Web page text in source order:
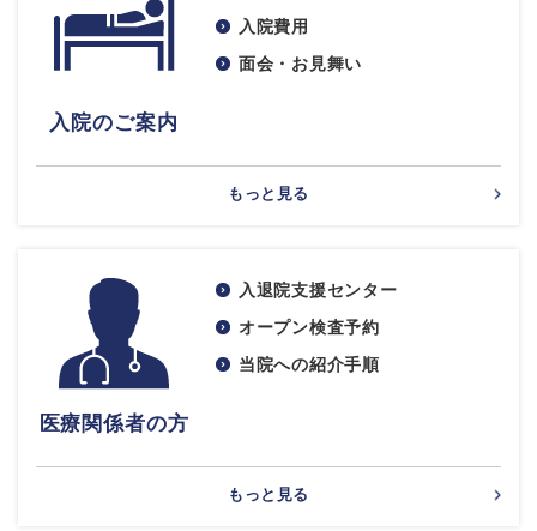
入院のご案内
入院費用
面会・お見舞い
もっと見る
医療関係者の方
入退院支援センター
オープン検査予約
当院への紹介手順
もっと見る